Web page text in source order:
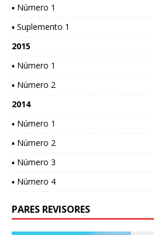
▪ Número 1
▪ Suplemento 1
2015
▪ Número 1
▪ Número 2
2014
▪ Número 1
▪ Número 2
▪ Número 3
▪ Número 4
PARES REVISORES